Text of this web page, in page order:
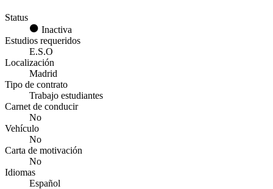
Status
Inactiva
Estudios requeridos
E.S.O
Localización
Madrid
Tipo de contrato
Trabajo estudiantes
Carnet de conducir
No
Vehículo
No
Carta de motivación
No
Idiomas
Español